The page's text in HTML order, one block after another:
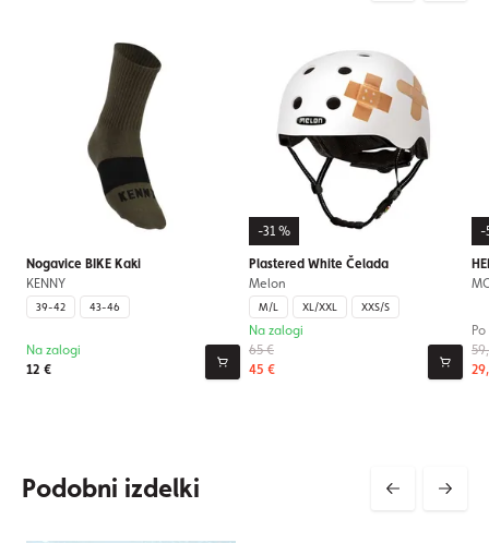
Nogavice BIKE Kaki
KENNY
39-42 43-46
12 €
Na zalogi
-31 %
Plastered White Čelada
Melon
M/L XL/XXL XXS/S
65 €
45 €
Na zalogi
-
Podobni izdelki